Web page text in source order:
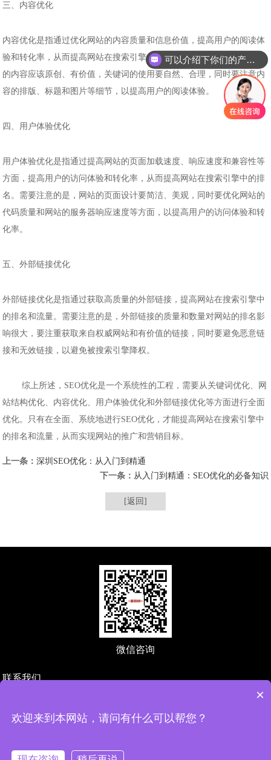
三、内容优化
内容优化是指通过优化网站的内容质量和信息价值，提高用户的阅读体
验和转化率，从而提高网站在搜索引擎中的排名。需要注意的是，网站
的内容应该原创、有价值，关键词的使用要自然、合理，同时要注意内
容的排版、标题和图片等细节，以提高用户的阅读体验。
四、用户体验优化
用户体验优化是指通过提高网站的页面加载速度、响应速度和兼容性等
方面，提高用户的访问体验和转化率，从而提高网站在搜索引擎中的排
名。需要注意的是，网站的页面设计要简洁、美观，同时要优化网站的
代码质量和网站的服务器响应速度等方面，以提高用户的访问体验和转
化率。
五、外部链接优化
外部链接优化是指通过获取高质量的外部链接，提高网站在搜索引擎中
的排名和流量。需要注意的是，外部链接的质量和数量对网站的排名影
响很大，要注重获取来自权威网站和有价值的链接，同时要避免恶意链
接和无效链接，以避免被搜索引擎降权。
综上所述，SEO优化是一个系统性的工程，需要从关键词优化、网
站结构优化、内容优化、用户体验优化和外部链接优化等方面进行全面
优化。只有在全面、系统地进行SEO优化，才能提高网站在搜索引擎中
的排名和流量，从而实现网站的推广和营销目标。
上一条：深圳SEO优化：从入门到精通
下一条： 从入门到精通：SEO优化的必备知识
[返回]
微信咨询
联系我们
地址：深圳市宝安区航城街道航城智谷中城未来产业园1栋602
可以介绍下你们的产品么
×
欢迎来到本网站，请问有什么可以帮您？